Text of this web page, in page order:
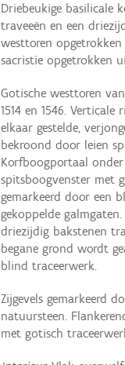
Driebeukige basilicale
traveeën en een
westtoren
sacristie opgetrokken
Gotische westtoren
1514 en 1546.
elkaar gestelde,
bekroond door leien
Korfboogportaal
spitsboogvenster met
gemarkeerd door een
gekoppelde
driezijdig bakstenen
begane grond wordt
blind traceerwerk.
Zijgevels gemarkeerd
natuursteen.
met gotisch